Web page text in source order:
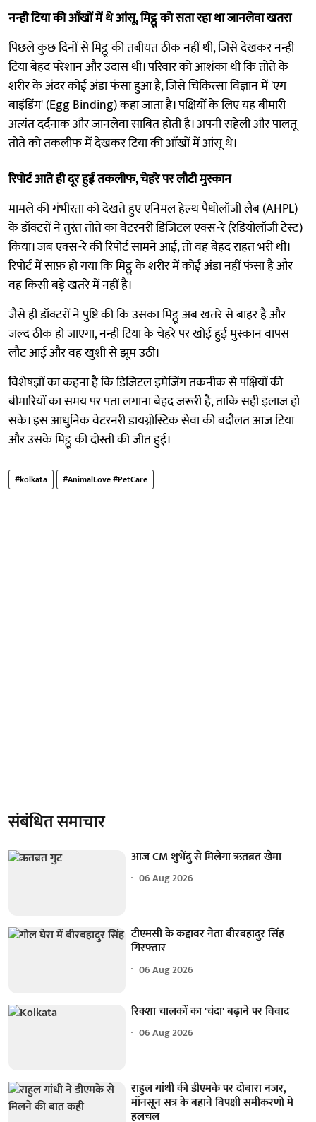
नन्ही टिया की आँखों में थे आंसू, मिट्ठू को सता रहा था जानलेवा खतरा
पिछले कुछ दिनों से मिट्ठू की तबीयत ठीक नहीं थी, जिसे देखकर नन्ही
टिया बेहद परेशान और उदास थी। परिवार को आशंका थी कि तोते के
शरीर के अंदर कोई अंडा फंसा हुआ है, जिसे चिकित्सा विज्ञान में 'एग
बाइंडिंग' (Egg Binding) कहा जाता है। पक्षियों के लिए यह बीमारी
अत्यंत दर्दनाक और जानलेवा साबित होती है। अपनी सहेली और पालतू
तोते को तकलीफ में देखकर टिया की आँखों में आंसू थे।
रिपोर्ट आते ही दूर हुई तकलीफ, चेहरे पर लौटी मुस्कान
मामले की गंभीरता को देखते हुए एनिमल हेल्थ पैथोलॉजी लैब (AHPL)
के डॉक्टरों ने तुरंत तोते का वेटरनरी डिजिटल एक्स-रे (रेडियोलॉजी टेस्ट)
किया। जब एक्स-रे की रिपोर्ट सामने आई, तो वह बेहद राहत भरी थी।
रिपोर्ट में साफ़ हो गया कि मिट्ठू के शरीर में कोई अंडा नहीं फंसा है और
वह किसी बड़े खतरे में नहीं है।
जैसे ही डॉक्टरों ने पुष्टि की कि उसका मिट्ठू अब खतरे से बाहर है और
जल्द ठीक हो जाएगा, नन्ही टिया के चेहरे पर खोई हुई मुस्कान वापस
लौट आई और वह खुशी से झूम उठी।
विशेषज्ञों का कहना है कि डिजिटल इमेजिंग तकनीक से पक्षियों की
बीमारियों का समय पर पता लगाना बेहद जरूरी है, ताकि सही इलाज हो
सके। इस आधुनिक वेटरनरी डायग्नोस्टिक सेवा की बदौलत आज टिया
और उसके मिट्ठू की दोस्ती की जीत हुई।
#kolkata #AnimalLove #PetCare
संबंधित समाचार
आज CM शुभेंदु से मिलेगा ऋतब्रत खेमा
06 Aug 2026
टीएमसी के कद्दावर नेता बीरबहादुर सिंह
गिरफ्तार
06 Aug 2026
रिक्शा चालकों का 'चंदा' बढ़ाने पर विवाद
06 Aug 2026
राहुल गांधी की डीएमके पर दोबारा नजर,
मॉनसून सत्र के बहाने विपक्षी समीकरणों में
हलचल